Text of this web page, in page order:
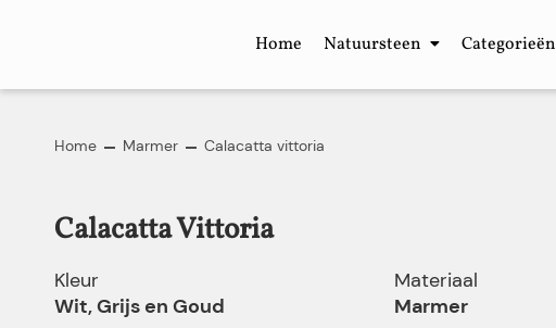
Home Natuursteen Categorieën
Home Marmer Calacatta vittoria
Calacatta Vittoria
Kleur
Wit, Grijs en Goud
Materiaal
Marmer